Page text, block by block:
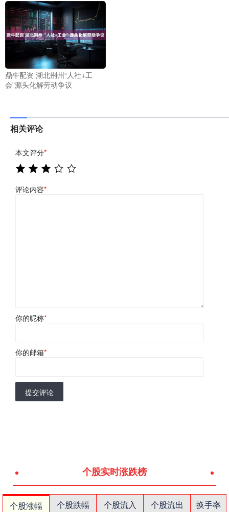
鼎牛配资 湖北荆州“人社+工
会”源头化解劳动争议
相关评论
本文评分*
评论内容*
你的昵称*
你的邮箱*
提交评论
个股实时涨跌榜
个股涨幅 个股跌幅 个股流入 个股流出
换手率